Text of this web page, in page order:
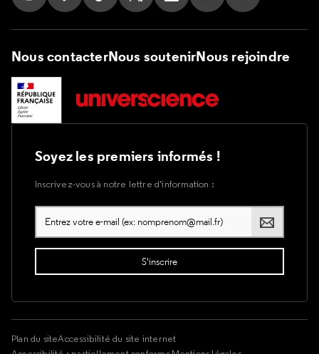
Suivez nous sur Instagram
Suivez nous sur Facebook
Suivez nous sur Tik Tok
Suivez nous sur X
Suivez nous sur LinkedIn
Suivez nous sur
Suivez nous
Nous contacterNous soutenirNous rejoindre
Soyez les premiers informés !
Inscrivez-vous à notre lettre d’information :
Plan du siteAccessibilité du site internet